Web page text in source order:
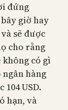
đứng
giờ hay
sẽ được
cho rằng
có gì
hàng
USD.
hạn, và